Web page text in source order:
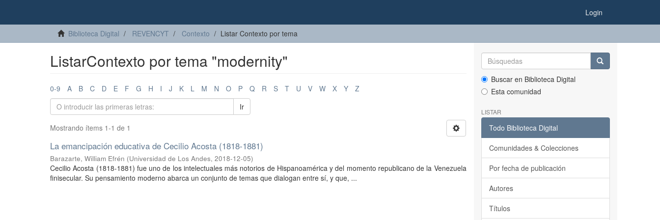
Login
Biblioteca Digital REVENCYT Contexto Listar Contexto por tema
ListarContexto por tema "modernity"
0-9 A B C D E F G H I J K L M N O P Q R S T U V W X Y
Z
Ir
Mostrando ítems 1-1 de 1
La emancipación educativa de Cecilio Acosta (1818-1881)
Barazarte, William Efrén (Universidad de Los Andes, 2018-12-05)
Cecilio Acosta (1818-1881) fue uno de los intelectuales más notorios de Hispanoamérica y del momento republicano de la Venezuela
finisecular. Su pensamiento moderno abarca un conjunto de temas que dialogan entre sí, y que, ...
Buscar en Biblioteca Digital
Esta comunidad
LISTAR
Todo Biblioteca Digital
Comunidades & Colecciones
Por fecha de publicación
Autores
Títulos